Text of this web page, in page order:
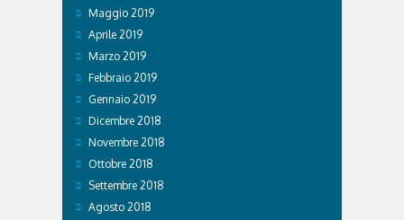
Maggio 2019
Aprile 2019
Marzo 2019
Febbraio 2019
Gennaio 2019
Dicembre 2018
Novembre 2018
Ottobre 2018
Settembre 2018
Agosto 2018